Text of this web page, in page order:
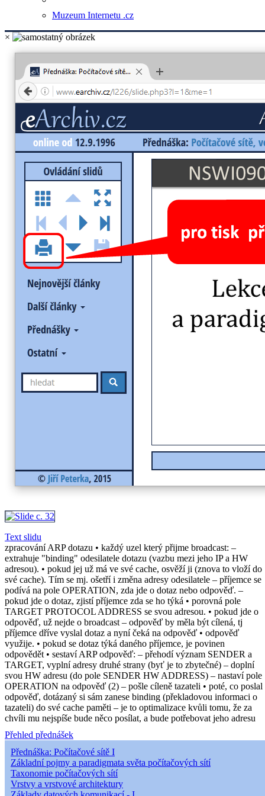
Muzeum Internetu .cz
×
Text slidu
zpracování ARP dotazu • každý uzel který přijme broadcast: –
extrahuje "binding" odesilatele dotazu (vazbu mezi jeho IP a HW
adresou). • pokud jej už má ve své cache, osvěží ji (znova to vloží do
své cache). Tím se mj. ošetří i změna adresy odesilatele – příjemce se
podívá na pole OPERATION, zda jde o dotaz nebo odpověď. –
pokud jde o dotaz, zjistí příjemce zda se ho týká • porovná pole
TARGET PROTOCOL ADDRESS se svou adresou. • pokud jde o
odpověď, už nejde o broadcast – odpověď by měla být cílená, tj
příjemce dříve vyslal dotaz a nyní čeká na odpověď • odpověď
využije. • pokud se dotaz týká daného příjemce, je povinen
odpovědět • sestaví ARP odpověď: – přehodí význam SENDER a
TARGET, vyplní adresy druhé strany (byť je to zbytečné) – doplní
svou HW adresu (do pole SENDER HW ADDRESS) – nastaví pole
OPERATION na odpověď (2) – pošle cíleně tazateli • poté, co poslal
odpověď, dotázaný si sám zanese binding (překladovou informaci o
tazateli) do své cache paměti – je to optimalizace kvůli tomu, že za
chvíli mu nejspíše bude něco posílat, a bude potřebovat jeho adresu
Přehled přednášek
Přednáška: Počítačové sítě I
Základní pojmy a paradigmata světa počítačových sítí
Taxonomie počítačových sítí
Vrstvy a vrstvové architektury